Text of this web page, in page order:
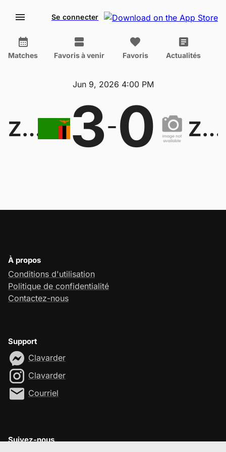
Se connecter
Matches Favoris à venir Favoris Actualités
Jun 9, 2026 4:00 PM
Zambia W 3-0 Zimbabwe W
À propos
Conditions d'utilisation
Politique de confidentialité
Contactez-nous
Support
Clavarder
Clavarder
Courriel
Suivez-nous